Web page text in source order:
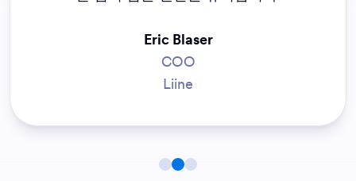
Morgan
GIS 및 비즈니스 애플리케이션 수석 관리자
Three Rivers Park District